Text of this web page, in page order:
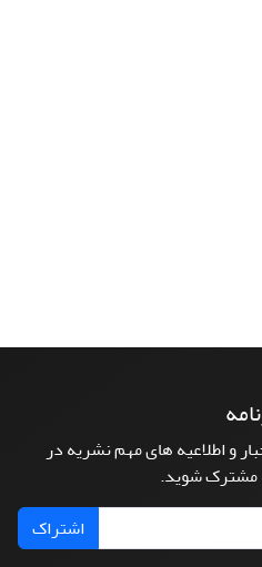
و اطلاعیه های مهم نشریه در
مشترک شوید.
اشتراک